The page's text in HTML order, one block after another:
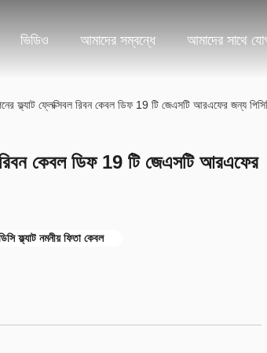
ভিডিও আমাদের সম্বন্ধে আমাদের সাথে
ফ্ল্যাট ফ্লেক্সিবল রিবন কেবল ডিফ 19 টি জেএসটি আরএফের জন্য
রিবন কেবল ডিফ 19 টি জেএসটি আরএফের
ফ্ল্যাট নমনীয় ফিতা কেবল